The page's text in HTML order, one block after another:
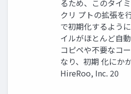
るため、このタイ
クリ プトの拡張を
で初期化するよう
イルがほとんど自
コピペや不要なコ
なり、初期 化にか
HireRoo, Inc. 20